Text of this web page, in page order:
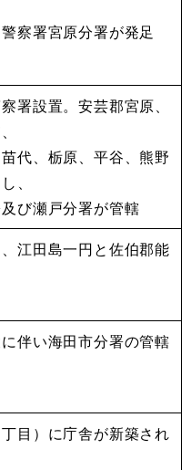
察署宮原分署が発足
署設置。安芸郡宮原、
代、栃原、平谷、熊野
、
び瀬戸分署が管轄
江田島一円と佐伯郡能
伴い海田市分署の管轄
目）に庁舎が新築され